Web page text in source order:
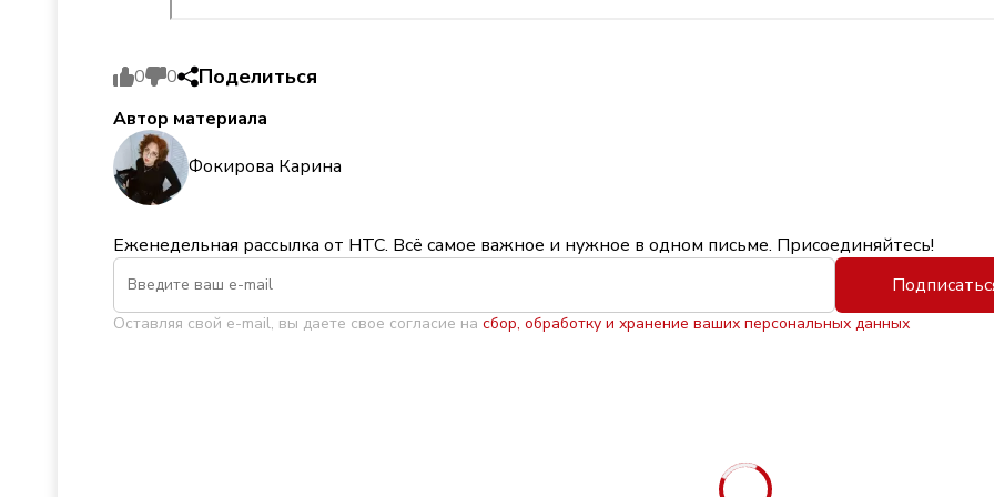
0 0 Поделиться
Автор материала
Фокирова Карина
Еженедельная рассылка от НТС. Всё самое важное и нужное в одном письме. Присоединяйтесь!
Оставляя свой e-mail, вы даете свое согласие на сбор, обработку и хранение ваших персональных данных